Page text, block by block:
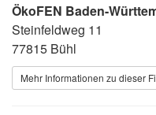
ÖkoFEN Baden-
Steinfeldweg 11
77815 Bühl
Mehr Informationen zu dieser